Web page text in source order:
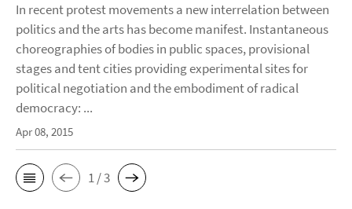
In recent protest movements a new interrelation between
politics and the arts has become manifest. Instantaneous
choreographies of bodies in public spaces, provisional
stages and tent cities providing experimental sites for
political negotiation and the embodiment of radical
democracy: ...
Apr 08, 2015
1 / 3